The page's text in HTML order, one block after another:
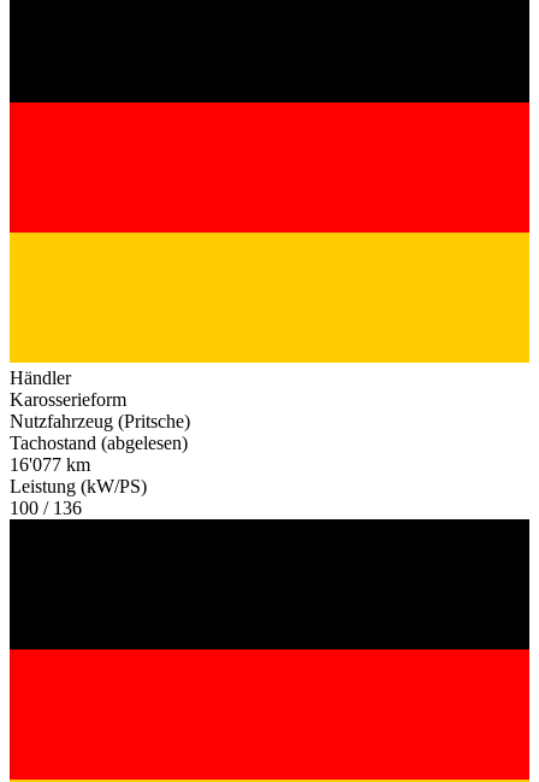
Händler
Karosserieform
Nutzfahrzeug (Pritsche)
Tachostand (abgelesen)
16'077 km
Leistung (kW/PS)
100 / 136